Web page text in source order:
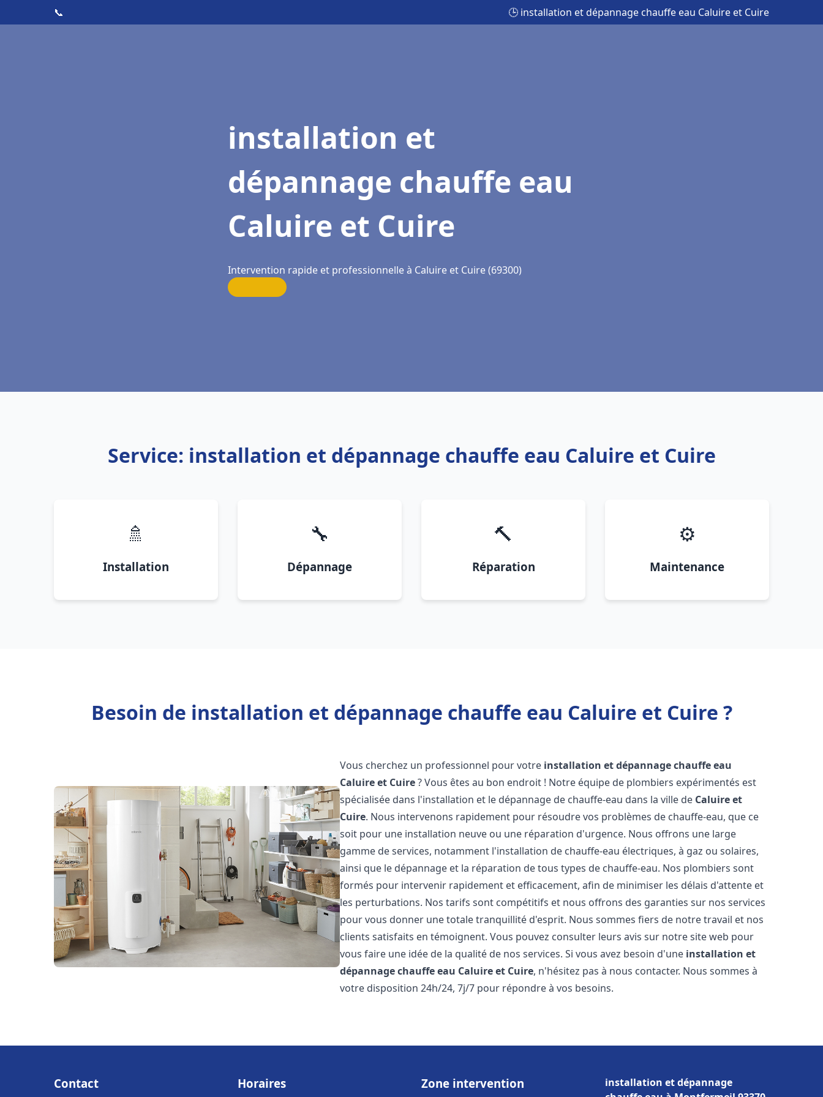
📞 🕒 installation et dépannage chauffe eau Caluire et Cuire
installation et
dépannage chauffe eau
Caluire et Cuire
Intervention rapide et professionnelle à Caluire et Cuire (69300)
Service: installation et dépannage chauffe eau Caluire et Cuire
🚿
Installation
🔧
Dépannage
🔨
Réparation
⚙️
Maintenance
Besoin de installation et dépannage chauffe eau Caluire et Cuire ?
Vous cherchez un professionnel pour votre installation et dépannage chauffe eau
Caluire et Cuire? Vous êtes au bon endroit ! Notre équipe de plombiers expérimentés est
spécialisée dans l'installation et le dépannage de chauffe-eau dans la ville de Caluire et
Cuire. Nous intervenons rapidement pour résoudre vos problèmes de chauffe-eau, que ce
soit pour une installation neuve ou une réparation d'urgence. Nous offrons une large
gamme de services, notamment l'installation de chauffe-eau électriques, à gaz ou solaires,
ainsi que le dépannage et la réparation de tous types de chauffe-eau. Nos plombiers sont
formés pour intervenir rapidement et efficacement, afin de minimiser les délais d'attente et
les perturbations. Nos tarifs sont compétitifs et nous offrons des garanties sur nos services
pour vous donner une totale tranquillité d'esprit. Nous sommes fiers de notre travail et nos
clients satisfaits en témoignent. Vous pouvez consulter leurs avis sur notre site web pour
vous faire une idée de la qualité de nos services. Si vous avez besoin d'une installation et
dépannage chauffe eau Caluire et Cuire, n'hésitez pas à nous contacter. Nous sommes à
votre disposition 24h/24, 7j/7 pour répondre à vos besoins.
Contact Horaires Zone intervention
installation et dépannage